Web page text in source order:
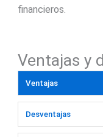
financieros.
Ventajas y
Ventajas
Desventajas